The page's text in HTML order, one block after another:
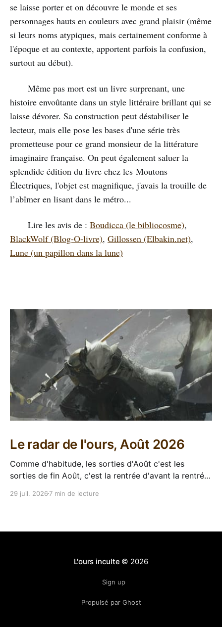
se laisse porter et on découvre le monde et ses
personnages hauts en couleurs avec grand plaisir (même
si leurs noms atypiques, mais certainement conforme à
l'époque et au contexte, apportent parfois la confusion,
surtout au début).
Même pas mort est un livre surprenant, une
histoire envoûtante dans un style littéraire brillant qui se
laisse dévorer. Sa construction peut déstabiliser le
lecteur, mais elle pose les bases d'une série très
prometteuse pour ce grand monsieur de la littérature
imaginaire française. On peut également saluer la
splendide édition du livre chez les Moutons
Électriques, l'objet est magnifique, j'avais la trouille de
l’abîmer en lisant dans le métro...
Lire les avis de : Boudicca (le bibliocosme),
BlackWolf (Blog-O-livre), Gillossen (Elbakin.net),
Lune (un papillon dans la lune)
Le radar de l'ours, Août 2026
Comme d'habitude, les sorties d'Août c'est les
sorties de fin Août, c'est la rentrée d'avant la rentrée,
29 juil. 2026 7 min de lecture
L'ours inculte © 2026
Sign up
Propulsé par Ghost